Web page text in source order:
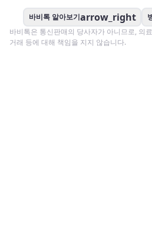
바비톡 알아보기arrow_right
바비톡은 통신판매의 당사자가 아니므로, 의
거래 등에 대해 책임을 지지 않습니다.